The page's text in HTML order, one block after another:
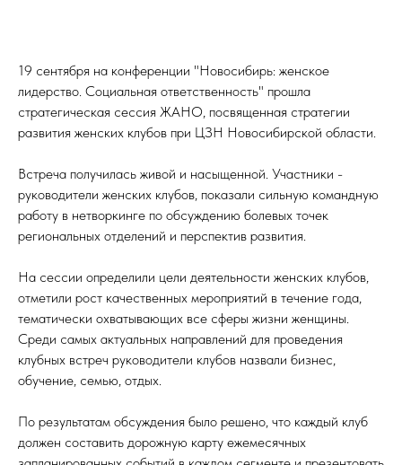
19 сентября на конференции "Новосибирь: женское
лидерство. Социальная ответственность" прошла
стратегическая сессия ЖАНО, посвященная стратегии
развития женских клубов при ЦЗН Новосибирской области.
Встреча получилась живой и насыщенной. Участники -
руководители женских клубов, показали сильную командную
работу в нетворкинге по обсуждению болевых точек
региональных отделений и перспектив развития.
На сессии определили цели деятельности женских клубов,
отметили рост качественных мероприятий в течение года,
тематически охватывающих все сферы жизни женщины.
Среди самых актуальных направлений для проведения
клубных встреч руководители клубов назвали бизнес,
обучение, семью, отдых.
По результатам обсуждения было решено, что каждый клуб
должен составить дорожную карту ежемесячных